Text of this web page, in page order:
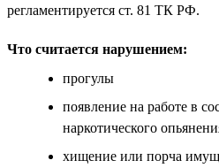
регламентируется ст. 81 ТК РФ.
Что считается нарушением:
прогулы
появление на работе в
наркотического
хищение или порча